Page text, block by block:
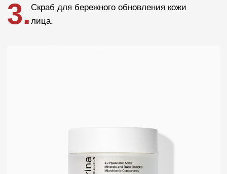
Условия пользования сайтом